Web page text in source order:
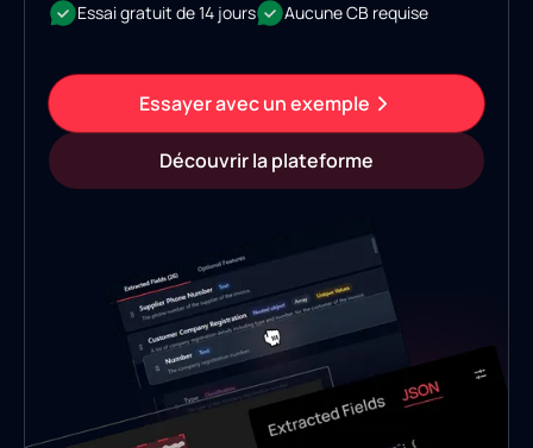
Essai gratuit de 14 jours Aucune CB requise
Essayer avec un exemple
Découvrir la plateforme